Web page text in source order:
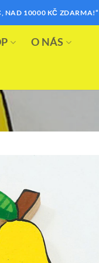
NAD 10000 KČ ZDARMA!“
O NÁS